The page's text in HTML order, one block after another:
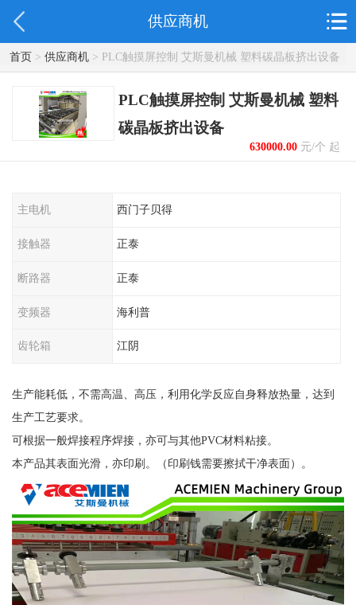
供应商机
首页> 供应商机> PLC触摸屏控制 艾斯曼机械 塑料碳晶板挤出设备
PLC触摸屏控制 艾斯曼机械 塑料
碳晶板挤出设备
630000.00元/个 起
主电机 西门子贝得
接触器 正泰
断路器 正泰
变频器 海利普
齿轮箱 江阴
生产能耗低，不需高温、高压，利用化学反应自身释放热量，达到
生产工艺要求。
可根据一般焊接程序焊接，亦可与其他PVC材料粘接。
本产品其表面光滑，亦印刷。（印刷钱需要擦拭干净表面）。